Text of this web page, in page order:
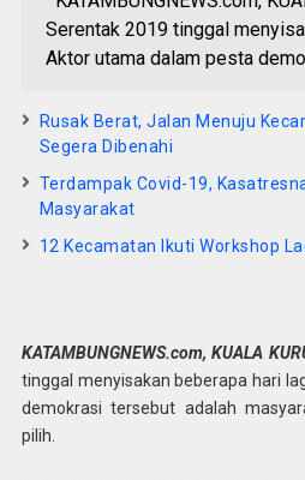
Serentak 2019 tinggal
Aktor utama dalam pesta
Rusak Berat, Jalan Menuju
Segera Dibenahi
Terdampak Covid-19,
Masyarakat
12 Kecamatan Ikuti Workshop
KATAMBUNGNEWS.com, KUALA
tinggal menyisakan beberapa hari
demokrasi tersebut adalah
pilih.